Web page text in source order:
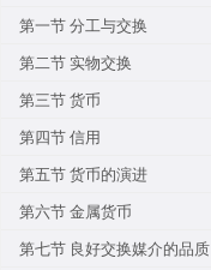
第一节 分工与交换
第二节 实物交换
第三节 货币
第四节 信用
第五节 货币的演进
第六节 金属货币
第七节 良好交换媒介的品质